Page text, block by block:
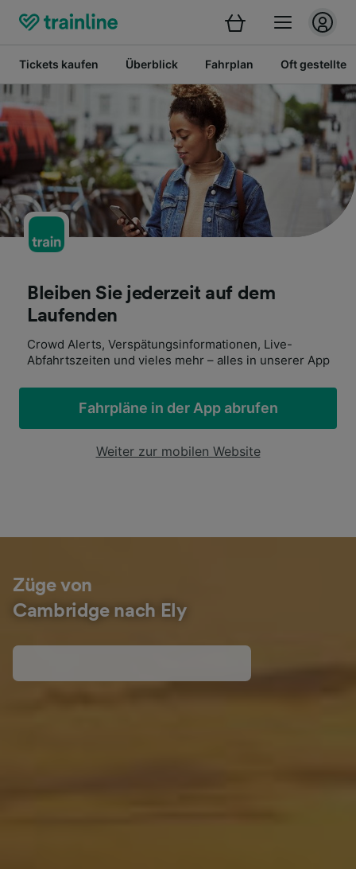
Tickets kaufen Überblick Fahrplan Oft gestellte
Bleiben Sie jederzeit auf dem
Laufenden
Crowd Alerts, Verspätungsinformationen, Live-
Abfahrtszeiten und vieles mehr – alles in unserer App
Fahrpläne in der App abrufen
Weiter zur mobilen Website
Züge von
Cambridge nach Ely